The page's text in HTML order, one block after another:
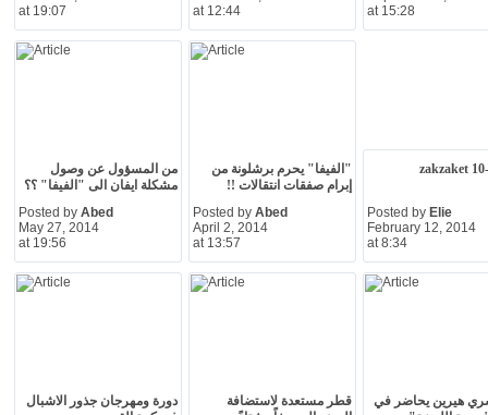
at 19:07
at 12:44
at 15:28
من المسؤول عن وصول
مشكلة ايفان الى "الفيفا" ؟؟
Posted by Abed
May 27, 2014
at 19:56
"الفيفا" يحرم برشلونة من
إبرام صفقات انتقالات !!
Posted by Abed
April 2, 2014
at 13:57
zakzaket
Posted by Elie
February 12, 2014
at 8:34
دورة ومهرجان جذور الاشبال
قطر مستعدة لاستضافة
هيرين يحاضر في